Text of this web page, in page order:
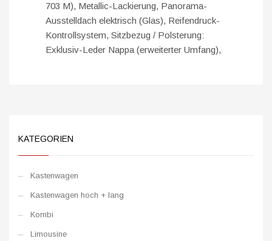
703 M), Metallic-Lackierung, Panorama-
Ausstelldach elektrisch (Glas), Reifendruck-
Kontrollsystem, Sitzbezug / Polsterung:
Exklusiv-Leder Nappa (erweiterter Umfang),
KATEGORIEN
Kastenwagen
Kastenwagen hoch + lang
Kombi
Limousine